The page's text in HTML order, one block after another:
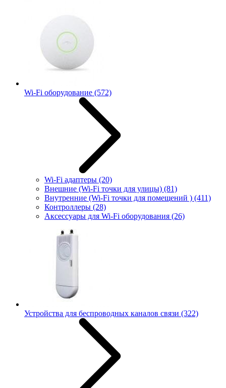
Wi-Fi оборудование (572)
Wi-Fi адаптеры (20)
Внешние (Wi-Fi точки для улицы) (81)
Внутренние (Wi-Fi точки для помещений ) (411)
Контроллеры (28)
Аксессуары для Wi-Fi оборудования (26)
Устройства для беспроводных каналов связи (322)